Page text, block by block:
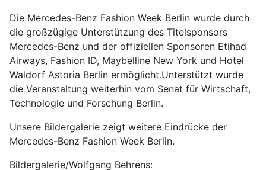
Die Mercedes-Benz Fashion Week Berlin wurde durch
die großzügige Unterstützung des Titelsponsors
Mercedes-Benz und der offiziellen Sponsoren Etihad
Airways, Fashion ID, Maybelline New York und Hotel
Waldorf Astoria Berlin ermöglicht.Unterstützt wurde
die Veranstaltung weiterhin vom Senat für Wirtschaft,
Technologie und Forschung Berlin.
Unsere Bildergalerie zeigt weitere Eindrücke der
Mercedes-Benz Fashion Week Berlin.
Bildergalerie/Wolfgang Behrens: